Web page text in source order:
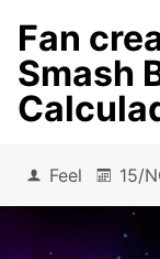
Fan
Smash
Feel 15/